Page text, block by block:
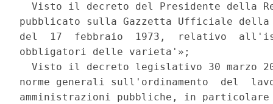
Visto il decreto del Presidente della
pubblicato sulla Gazzetta Ufficiale
del  17  febbraio  1973,  relativo
obbligatori delle varieta'»;
Visto il decreto legislativo 30 marzo
norme generali sull'ordinamento  del
amministrazioni pubbliche, in